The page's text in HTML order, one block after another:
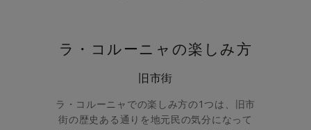
ラ・コルーニャの楽しみ方
旧市街
ラ・コルーニャでの楽しみ方の1つは、旧市
街の歴史ある通りを地元民の気分になって